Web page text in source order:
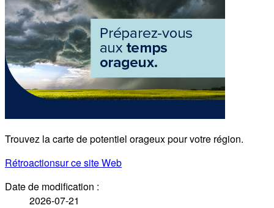
Trouvez la carte de potentiel orageux pour votre région.
Rétroactionsur ce site Web
Date de modification :
2026-07-21